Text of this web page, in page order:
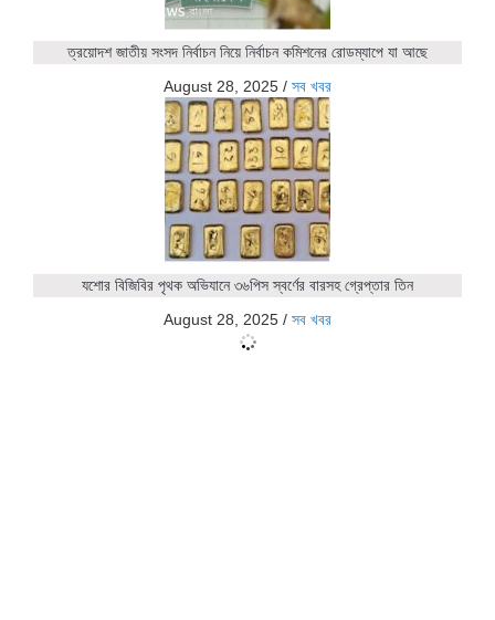
ত্রয়োদশ জাতীয় সংসদ নির্বাচন নিয়ে নির্বাচন কমিশনের রোডম্যাপে যা আছে
August 28, 2025 / সব খবর
যশোর বিজিবির পৃথক অভিযানে ৩৬পিস স্বর্ণের বারসহ গ্রেপ্তার তিন
August 28, 2025 / সব খবর